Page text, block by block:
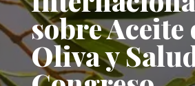
sobre Aceite
Oliva y